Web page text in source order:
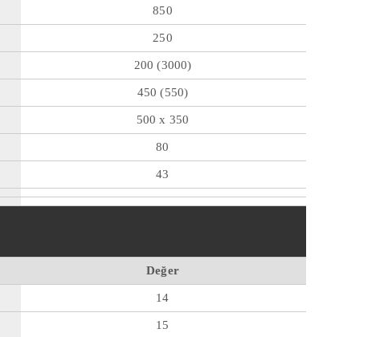
850
250
200 (3000)
450 (550)
500 x 350
80
43
Değer
14
15